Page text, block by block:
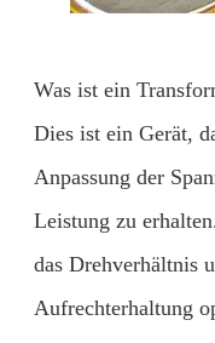
Was ist ein
Dies ist ein Gerät,
Anpassung der
Leistung zu
das Drehverhältnis
Aufrechterhaltung